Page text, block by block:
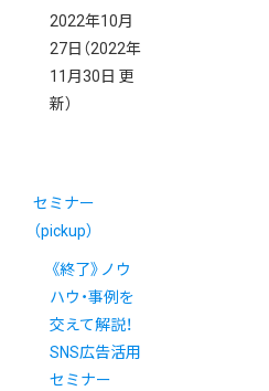
2022年10月
27日 （2022年
11月30日 更
新）
セミナー
（pickup）
《終了》ノウ
ハウ・事例を
交えて解説！
SNS広告活用
セミナー